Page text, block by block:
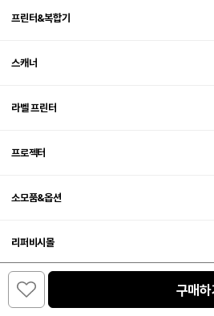
카테고리 홈
구매하
프린터&복합기
스캐너
라벨 프린터
프로젝터
소모품&옵션
리퍼비시몰
엡손 렌탈 서비스